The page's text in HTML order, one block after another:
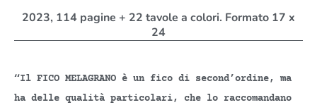
2023, 114 pagine + 22 tavole a colori. Formato 17 x
24
“Il FICO MELAGRANO è un fico di second’ordine, ma
ha delle qualità particolari, che lo raccomandano